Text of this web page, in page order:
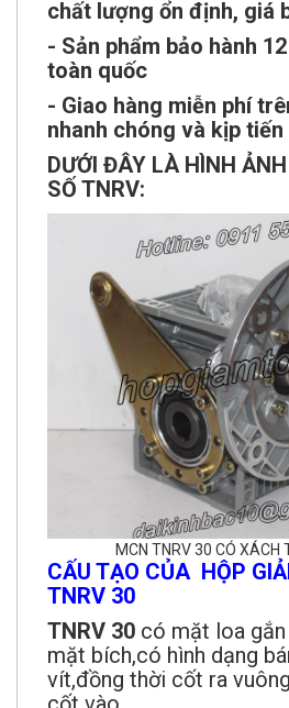
chất lượng ổn định, giá
- Sản phẩm bảo hành
toàn quốc
- Giao hàng miễn phí
nhanh chóng và kịp
DƯỚI ĐÂY LÀ HÌNH
SỐ TNRV:
MCN TNRV 30 CÓ XÁCH
CẤU TẠO CỦA HỘP
TNRV 30
TNRV 30 có mặt loa
mặt bích,có hình dạng
vít,đồng thời cốt ra